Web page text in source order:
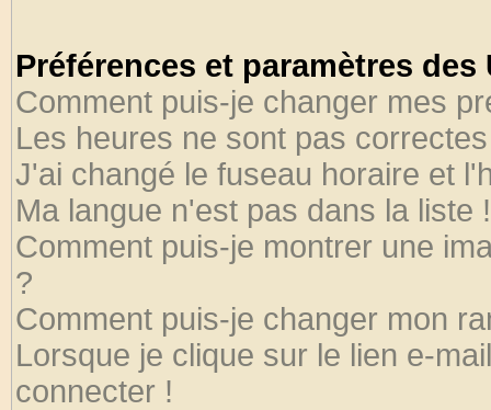
Préférences et paramètres
Comment puis-je changer mes
Les heures ne sont pas
J'ai changé le fuseau horaire et
Ma langue n'est pas dans la liste !
Comment puis-je montrer une
?
Comment puis-je changer mon
Lorsque je clique sur le lien e-
connecter !